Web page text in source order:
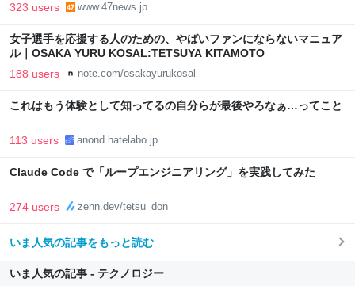
323 users www.47news.jp
女子選手を応援する人のための、やばいファンにならないマニュア
ル｜OSAKA YURU KOSAL:TETSUYA KITAMOTO
188 users note.com/osakayurukosal
これはもう体験として知ってるの自分らが最後やろなぁ…ってこと
113 users anond.hatelabo.jp
Claude Code で「ループエンジニアリング」を実践してみた
274 users zenn.dev/tetsu_don
いま人気の記事をもっと読む
いま人気の記事 - テクノロジー